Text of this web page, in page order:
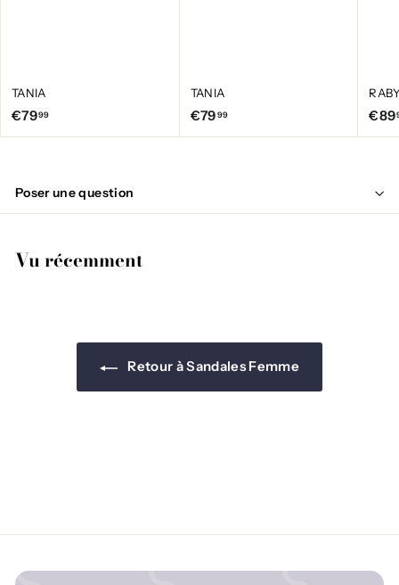
TANIA
€7999€
7
9
9
TANIA
€7999€
7
9
€89
Poser une question
Vu récemment
Retour à Sandales Femme